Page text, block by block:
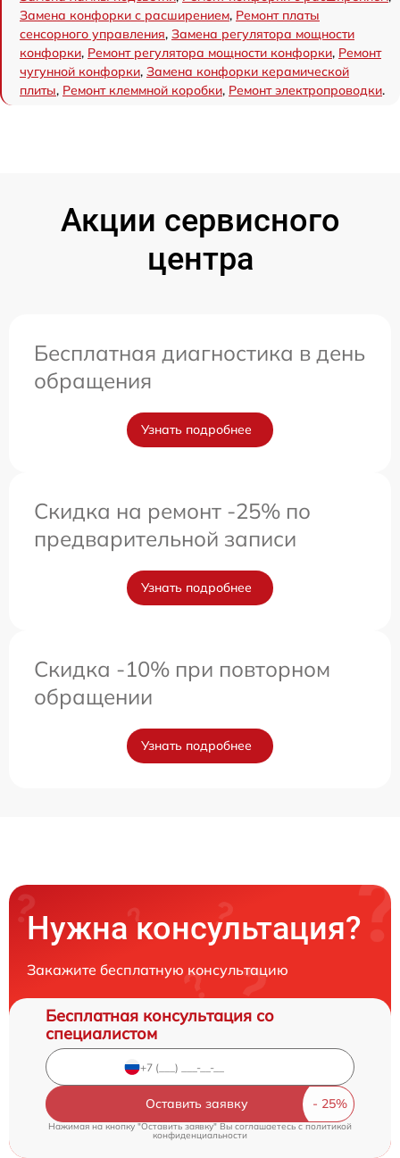
Замена конфорки с расширением, Ремонт платы
сенсорного управления, Замена регулятора мощности
конфорки, Ремонт регулятора мощности конфорки, Ремонт
чугунной конфорки, Замена конфорки керамической
плиты, Ремонт клеммной коробки, Ремонт электропроводки.
Акции сервисного
центра
Бесплатная диагностика в день
обращения
Узнать подробнее
Скидка на ремонт -25% по
предварительной записи
Узнать подробнее
Скидка -10% при повторном
обращении
Узнать подробнее
Нужна консультация?
Закажите бесплатную консультацию
Бесплатная консультация со
специалистом
Оставить заявку
Нажимая на кнопку "Оставить заявку" Вы соглашаетесь c политикой
конфиденциальности